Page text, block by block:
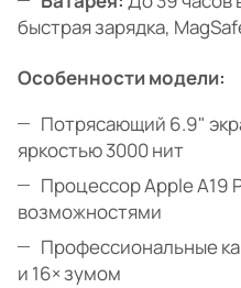
быстрая зарядка,
Особенности модели:
Потрясающий 6.9"
яркостью 3000 нит
Процессор Apple A19
возможностями
Профессиональные
и 16× зумом